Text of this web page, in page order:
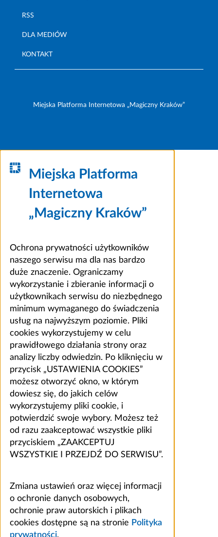
RSS
DLA MEDIÓW
KONTAKT
Miejska Platforma Internetowa „Magiczny Kraków”
Miejska Platforma
Internetowa
„Magiczny Kraków”
Ochrona prywatności użytkowników
naszego serwisu ma dla nas bardzo
duże znaczenie. Ograniczamy
wykorzystanie i zbieranie informacji o
użytkownikach serwisu do niezbędnego
minimum wymaganego do świadczenia
usług na najwyższym poziomie. Pliki
cookies wykorzystujemy w celu
prawidłowego działania strony oraz
analizy liczby odwiedzin. Po kliknięciu w
przycisk „USTAWIENIA COOKIES”
możesz otworzyć okno, w którym
dowiesz się, do jakich celów
wykorzystujemy pliki cookie, i
potwierdzić swoje wybory. Możesz też
od razu zaakceptować wszystkie pliki
przyciskiem „ZAAKCEPTUJ
WSZYSTKIE I PRZEJDŹ DO SERWISU”.
Zmiana ustawień oraz więcej informacji
o ochronie danych osobowych,
ochronie praw autorskich i plikach
cookies dostępne są na stronie Polityka
prywatności.